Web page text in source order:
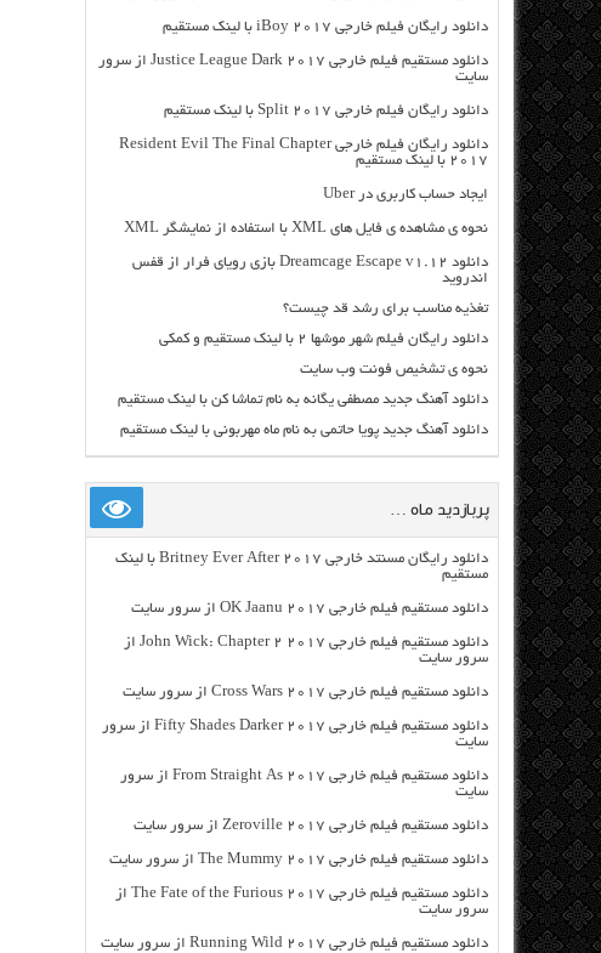
دانلود رایگان فیلم خارجی iBoy 2017 با لینک مستقیم
دانلود مستقیم فیلم خارجی Justice League Dark 2017 از سرور
سایت
دانلود رایگان فیلم خارجی Split 2017 با لینک مستقیم
دانلود رایگان فیلم خارجی Resident Evil The Final Chapter
2017 با لینک مستقیم
ایجاد حساب کاربری در Uber
نحوه ی مشاهده ی فایل های XML با استفاده از نمایشگر XML
دانلود Dreamcage Escape v1.12 بازی رویای فرار از قفس
اندروید
تغذیه مناسب برای رشد قد چیست؟
دانلود رایگان فیلم شهر موشها ۲ با لینک مستقیم و کمکی
نحوه ی تشخیص فونت وب سایت
دانلود آهنگ جدید مصطفی یگانه به نام تماشا کن با لینک مستقیم
دانلود آهنگ جدید پویا حاتمی به نام ماه مهربونی با لینک مستقیم
پربازدید ماه …
دانلود رایگان مسنتد خارجی Britney Ever After 2017 با لینک
مستقیم
دانلود مستقیم فیلم خارجی OK Jaanu 2017 از سرور سایت
دانلود مستقیم فیلم خارجی John Wick: Chapter 2 2017 از
سرور سایت
دانلود مستقیم فیلم خارجی Cross Wars 2017 از سرور سایت
دانلود مستقیم فیلم خارجی Fifty Shades Darker 2017 از سرور
سایت
دانلود مستقیم فیلم خارجی From Straight As 2017 از سرور
سایت
دانلود مستقیم فیلم خارجی Zeroville 2017 از سرور سایت
دانلود مستقیم فیلم خارجی The Mummy 2017 از سرور سایت
دانلود مستقیم فیلم خارجی The Fate of the Furious 2017 از
سرور سایت
دانلود مستقیم فیلم خارجی Running Wild 2017 از سرور سایت